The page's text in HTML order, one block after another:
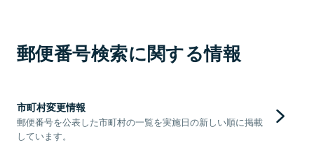
郵便番号検索に関する情報
市町村変更情報
郵便番号を公表した市町村の一覧を実施日の新しい順に掲載
しています。